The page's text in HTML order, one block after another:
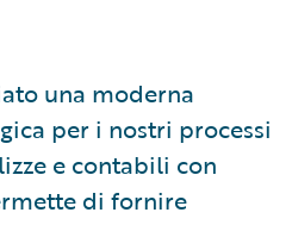
una moderna
per i nostri processi
e contabili con
di fornire